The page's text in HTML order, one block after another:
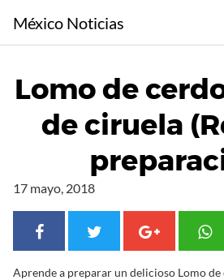
l
México Noticias
Lomo de
de ciruela
17 mayo, 2018
Aprende a preparar un delicioso Lomo de